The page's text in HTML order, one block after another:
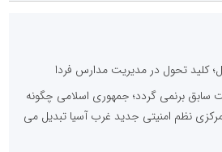
کلید تحول در مدیریت مدارس فردا
سابق برنمی گردد؛ جمهوری اسلامی چگونه
مرکزی نظم امنیتی جدید غرب آسیا تبدیل می